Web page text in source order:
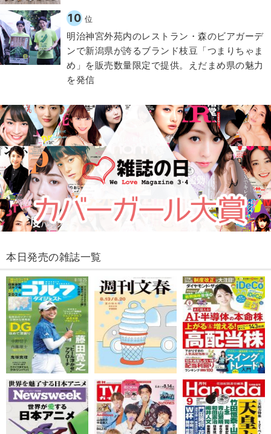
10 位
明治神宮外苑内のレストラン・森のビアガーデ
ンで新潟県が誇るブランド枝豆「つまりちゃま
め」を販売数量限定で提供。えだまめ県の魅力
を発信
本日発売の雑誌一覧